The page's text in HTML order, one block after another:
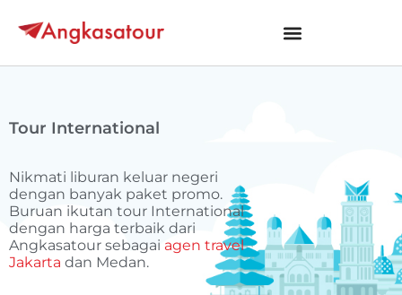
Tour International
Nikmati liburan keluar negeri
dengan banyak paket promo.
Buruan ikutan tour International
dengan harga terbaik dari
Angkasatour sebagai agen travel
Jakarta dan Medan.